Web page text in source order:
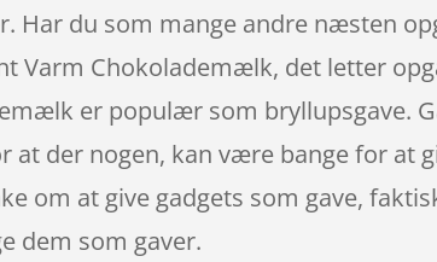
Har du som mange andre næsten
Varm Chokolademælk, det letter
er populær som bryllupsgave.
at der nogen, kan være bange for at
om at give gadgets som gave,
dem som gaver.